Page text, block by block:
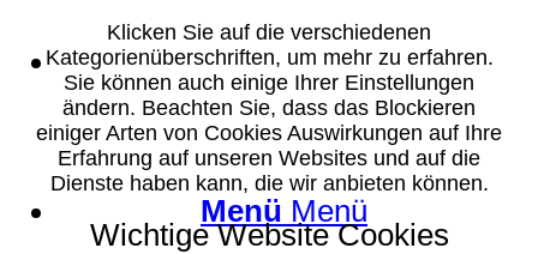
Suche
Menü Menü
Klicken Sie auf die verschiedenen
Kategorienüberschriften, um mehr zu erfahren.
Sie können auch einige Ihrer Einstellungen
ändern. Beachten Sie, dass das Blockieren
einiger Arten von Cookies Auswirkungen auf Ihre
Erfahrung auf unseren Websites und auf die
Dienste haben kann, die wir anbieten können.
Wichtige Website Cookies